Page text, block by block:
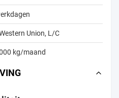
Union, L/C
kg/maand